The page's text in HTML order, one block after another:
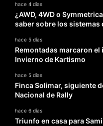
hace 4 días
¿AWD, 4WD o
saber sobre los sistemas
hace 5 días
Remontadas marcaron
Invierno de Kartismo
hace 5 días
Finca Solimar, siguiente
Nacional de Rally
hace 6 días
Triunfo en casa para